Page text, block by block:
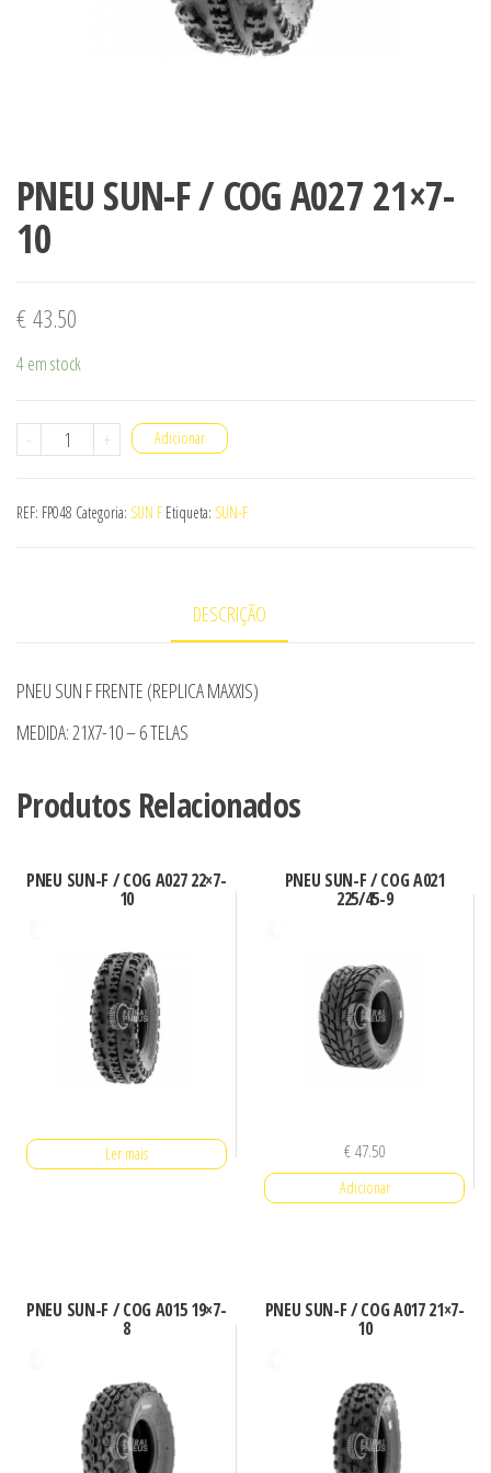
PNEU SUN-F / COG A027 21×7-
10
€43.50
4 em stock
-
Quantidade
21x7-
+ Adicionar
REF: FP048 Categoria: SUN F Etiqueta: SUN-F
DESCRIÇÃO
PNEU SUN F FRENTE (REPLICA MAXXIS)
MEDIDA: 21X7-10 – 6 TELAS
Produtos Relacionados
PNEU SUN-F / COG A027 22×7-
10
Ler mais
PNEU SUN-F / COG A021
225/45-9
€47.50
Adicionar
PNEU SUN-F / COG A015 19×7-
8
PNEU SUN-F / COG A017 21×7-
10